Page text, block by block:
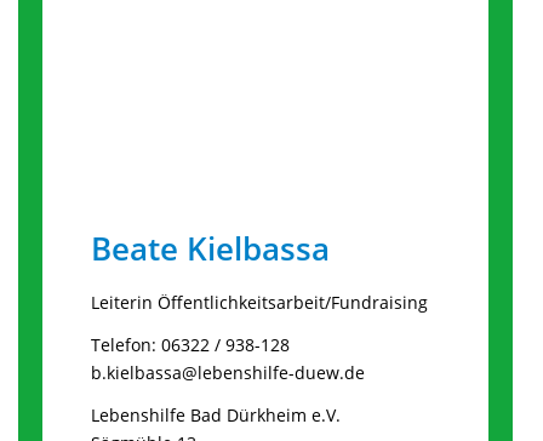
Beate Kielbassa
Leiterin Öffentlichkeitsarbeit/Fundraising
Telefon: 06322 / 938-128
b.kielbassa@lebenshilfe-duew.de
Lebenshilfe Bad Dürkheim e.V.